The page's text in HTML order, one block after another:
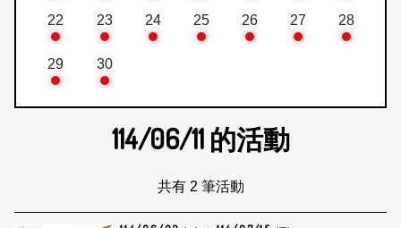
22 23 24 25 26 27 28
29 30
114/06/11 的活動
共有 2 筆活動